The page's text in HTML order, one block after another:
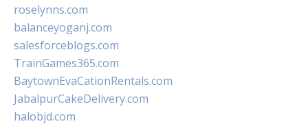
roselynns.com
balanceyoganj.com
salesforceblogs.com
TrainGames365.com
BaytownEvaCationRentals.com
JabalpurCakeDelivery.com
halobjd.com